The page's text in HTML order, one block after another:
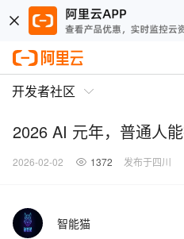
开发者社区
2026 AI 元年，普通人
2026-02-02 1372 发布于四川
智能猫